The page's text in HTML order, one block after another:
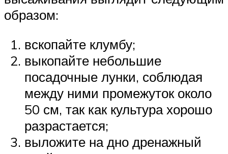
образом:
вскопайте клумбу;
выкопайте небольшие
посадочные лунки, соблюдая
между ними промежуток около
50 см, так как культура хорошо
разрастается;
выложите на дно дренажный